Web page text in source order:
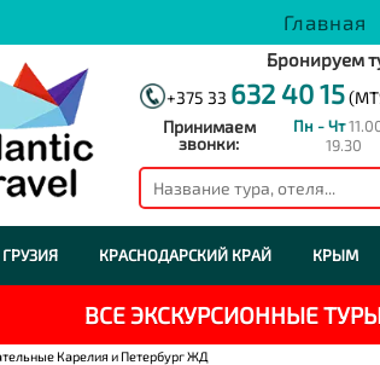
Главная
Бронируем
+375 33 632 40 15
Принимаем
звонки:
Пн - Чт
19.30
ГРУЗИЯ КРАСНОДАРСКИЙ КРАЙ КРЫМ
ВСЕ ЭКСКУРСИОННЫЕ
Карелия и Петербург ЖД